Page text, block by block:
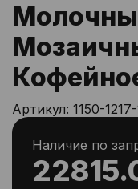
Артикул: 1150-
Наличие по